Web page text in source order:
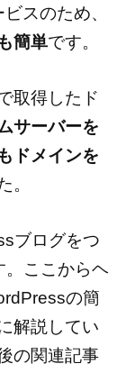
スのため、
簡単です。
取得したド
サーバーを
ドメインを
。
ブログをつ
。ここからヘ
の簡
解説してい
の関連記事